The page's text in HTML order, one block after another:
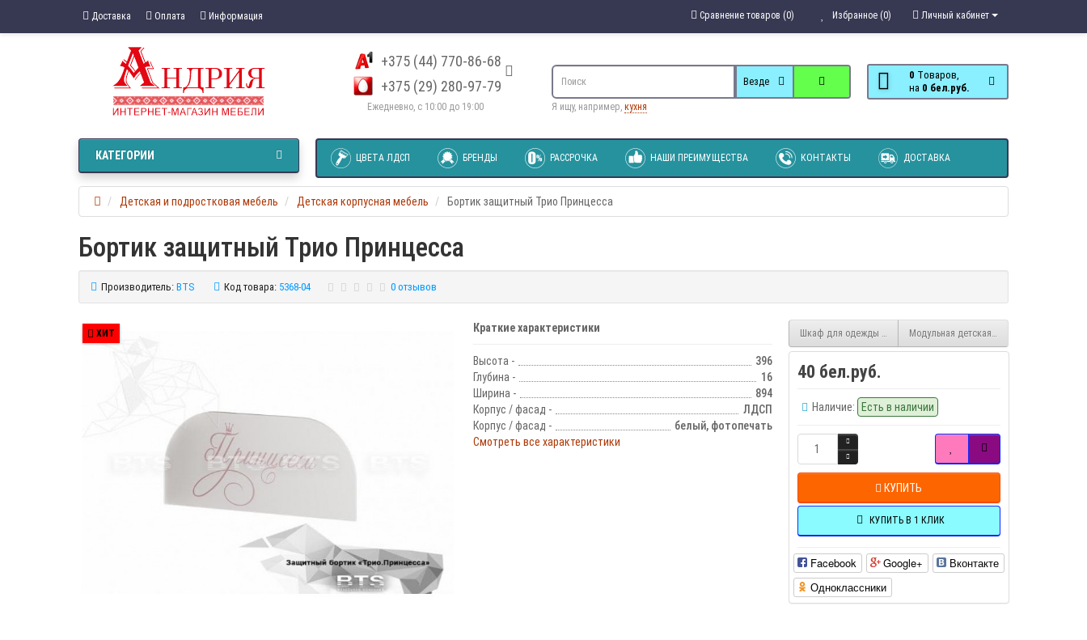
Доставка Оплата Информация Личный кабинет
Избранное (0)
Сравнение товаров (0)
+375 (44) 770-86-68
+375 (29) 280-97-79
Ежедневно, с 10:00 до 19:00
0 Tоваров,
на
0 бел.руб.
Везде
Я ищу, например, кухня
ЦВЕТА ЛДСП БРЕНДЫ РАССРОЧКА НАШИ ПРЕИМУЩЕСТВА КОНТАКТЫ ДОСТАВКА
КАТЕГОРИИ
Детская и подростковая мебель Детская корпусная мебель Бортик защитный Трио Принцесса
Бортик защитный Трио Принцесса
Производитель: BTS Код товара: 5368-04 0 отзывов
ХИТ Краткие характеристики
Высота -
396
Глубина -
16
Ширина -
894
Корпус / фасад -
ЛДСП
Корпус / фасад -
белый, фотопечать
Смотреть все характеристики
Шкаф для одежды Трио Принцесса ШК-09Модульная детская Трио Принцесса
40 бел.руб.
Наличие: Есть в наличии
КУПИТЬ
КУПИТЬ В 1 КЛИК
Facebook Google+
Вконтакте
Одноклассники